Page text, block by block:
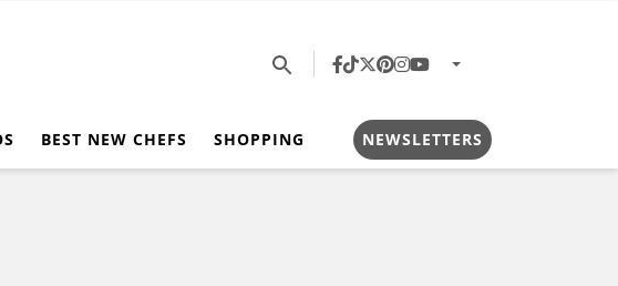
BEST NEW CHEFS SHOPPING NEWSLETTERS